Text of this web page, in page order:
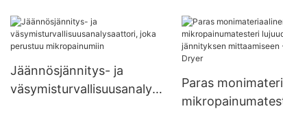
mekaanisten
ominaisuuksien
- Zhanghua Dryer
Jäännösjännitys- ja
väsymisturvallisuusanalysa
Paras